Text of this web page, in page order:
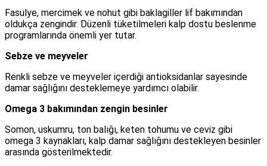
Fasulye, mercimek ve nohut gibi baklagiller lif bakımından
oldukça zengindir. Düzenli tüketilmeleri kalp dostu beslenme
programlarında önemli yer tutar.
Sebze ve meyveler
Renkli sebze ve meyveler içerdiği antioksidanlar sayesinde
damar sağlığını desteklemeye yardımcı olabilir.
Omega 3 bakımından zengin besinler
Somon, uskumru, ton balığı, keten tohumu ve ceviz gibi
omega 3 kaynakları, kalp damar sağlığını destekleyen besinler
arasında gösterilmektedir.